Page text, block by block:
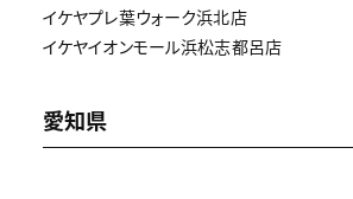
イケヤプレ葉ウォーク浜北店
イケヤイオンモール浜松志都呂店
愛知県